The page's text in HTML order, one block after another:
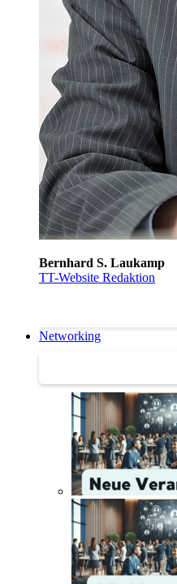
Bernhard S. Laukamp
TT-Website Redaktion
Networking